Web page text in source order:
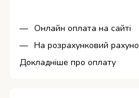
Онлайн оплата на сайті
На розрахунковий
Докладніше про оплату